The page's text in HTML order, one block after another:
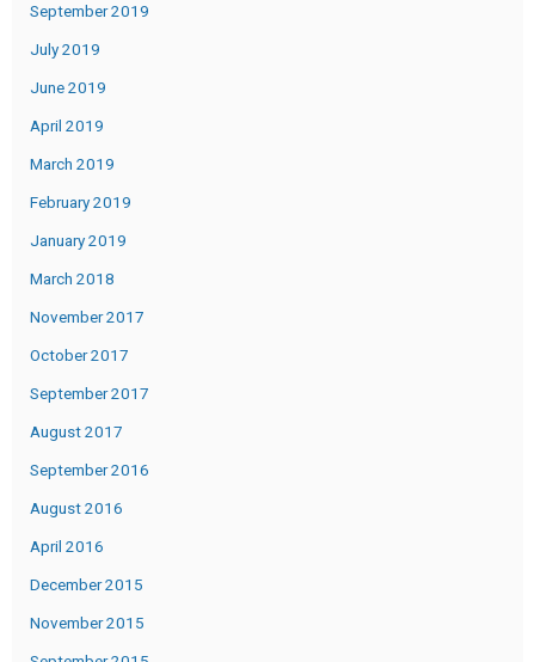
September 2019
July 2019
June 2019
April 2019
March 2019
February 2019
January 2019
March 2018
November 2017
October 2017
September 2017
August 2017
September 2016
August 2016
April 2016
December 2015
November 2015